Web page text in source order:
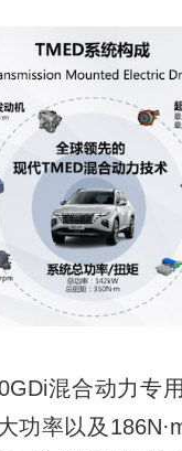
混合动力专用
功率以及